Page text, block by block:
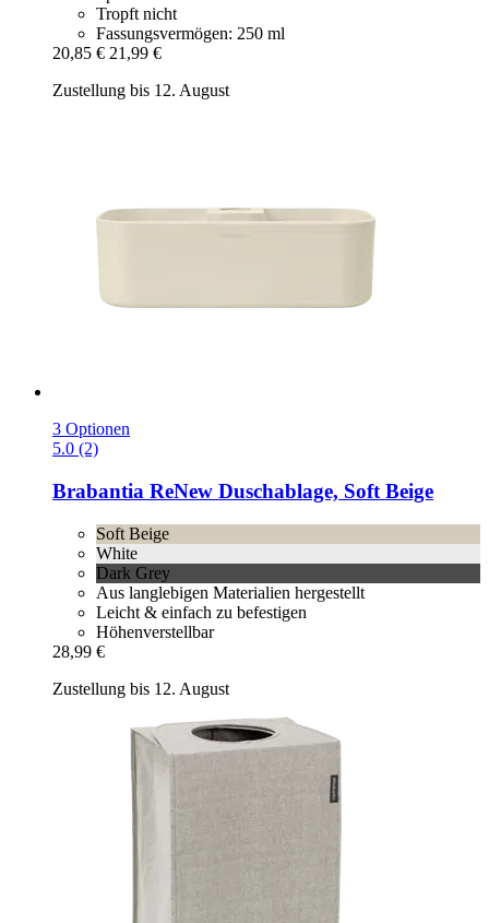
Tropft nicht
Fassungsvermögen: 250 ml
20,85 € 21,99 €
Zustellung bis 12. August
3 Optionen
5.0 (2)
Brabantia ReNew Duschablage, Soft Beige
Soft Beige
White
Dark Grey
Aus langlebigen Materialien hergestellt
Leicht & einfach zu befestigen
Höhenverstellbar
28,99 €
Zustellung bis 12. August